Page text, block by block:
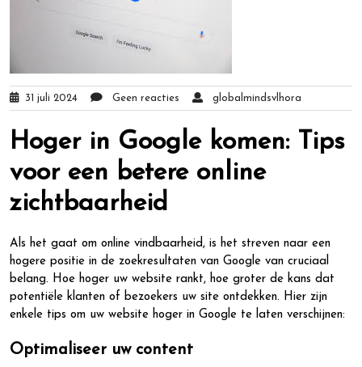
31 juli 2024 Geen reacties globalmindsvlhora
Hoger in Google komen: Tips
voor een betere online
zichtbaarheid
Als het gaat om online vindbaarheid, is het streven naar een
hogere positie in de zoekresultaten van Google van cruciaal
belang. Hoe hoger uw website rankt, hoe groter de kans dat
potentiële klanten of bezoekers uw site ontdekken. Hier zijn
enkele tips om uw website hoger in Google te laten verschijnen:
Optimaliseer uw content